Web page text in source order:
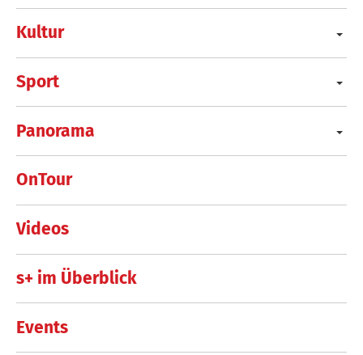
Kultur
Sport
Panorama
OnTour
Videos
s+ im Überblick
Events